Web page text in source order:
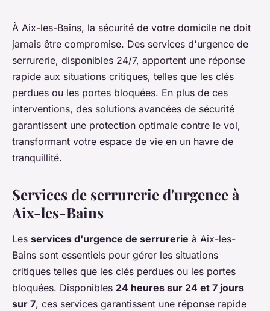
Serrurier aix-les-bains :
services d'urgence et sécurité
renforcée
Célia•25 octobre 2024• 3 min de lecture
À Aix-les-Bains, la sécurité de votre domicile ne doit
jamais être compromise. Des services d'urgence de
serrurerie, disponibles 24/7, apportent une réponse
rapide aux situations critiques, telles que les clés
perdues ou les portes bloquées. En plus de ces
interventions, des solutions avancées de sécurité
garantissent une protection optimale contre le vol,
transformant votre espace de vie en un havre de
tranquillité.
Services de serrurerie d'urgence à
Aix-les-Bains
Les services d'urgence de serrurerie à Aix-les-
Bains sont essentiels pour gérer les situations
critiques telles que les clés perdues ou les portes
bloquées. Disponibles 24 heures sur 24 et 7 jours
sur 7, ces services garantissent une réponse rapide